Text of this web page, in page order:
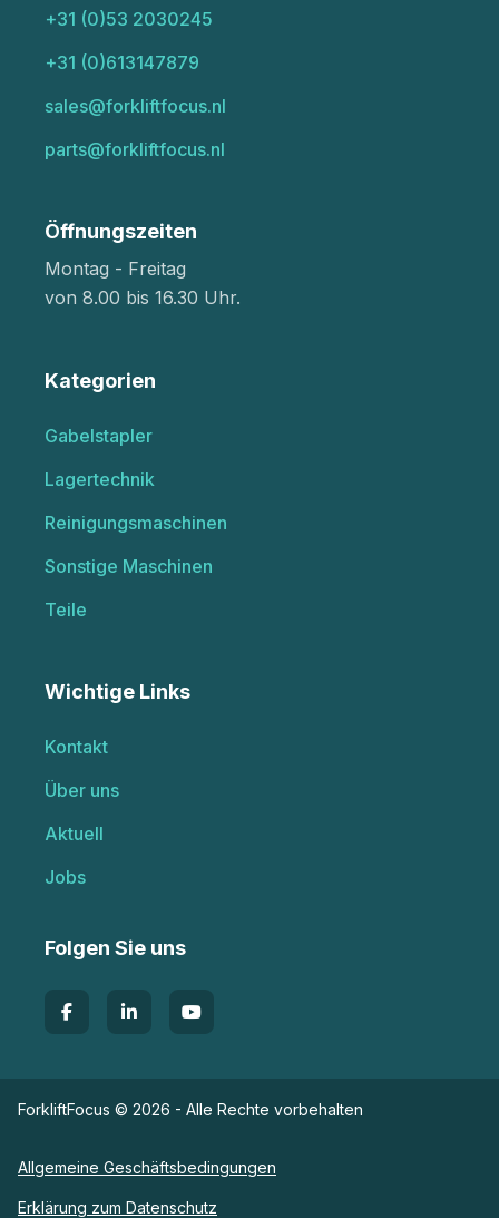
+31 (0)53 2030245
+31 (0)613147879
sales@forkliftfocus.nl
parts@forkliftfocus.nl
Öffnungszeiten
Montag - Freitag
von 8.00 bis 16.30 Uhr.
Kategorien
Gabelstapler
Lagertechnik
Reinigungsmaschinen
Sonstige Maschinen
Teile
Wichtige Links
Kontakt
Über uns
Aktuell
Jobs
Folgen Sie uns
ForkliftFocus © 2026 - Alle Rechte vorbehalten
Allgemeine Geschäftsbedingungen
Erklärung zum Datenschutz